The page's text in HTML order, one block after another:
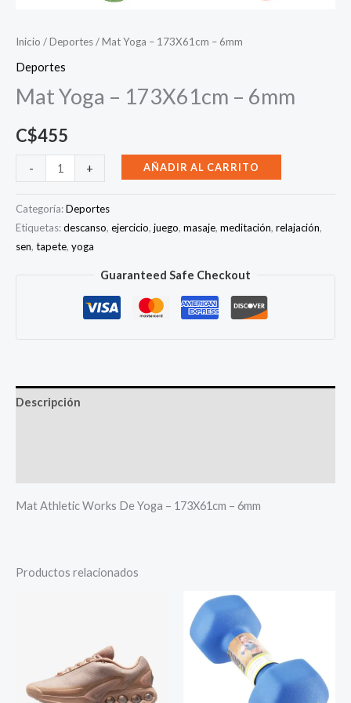
Inicio /Deportes/ Mat Yoga – 173X61cm – 6mm
Deportes
Mat Yoga – 173X61cm – 6mm
C$455
-
-
173X61cm
-
+ AÑADIR AL CARRITO
Categoría:Deportes
Etiquetas:descanso, ejercicio, juego, masaje, meditación, relajación,
sen, tapete, yoga
Guaranteed Safe Checkout
Descripción
Mat Athletic Works De Yoga – 173X61cm – 6mm
Productos relacionados